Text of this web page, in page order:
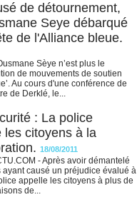
de détournement,
Seye débarqué
de l'Alliance bleue.
Sèye n’est plus le
de mouvements de soutien
Au cours d'une conférence de
de Derklé, le...
: La police
les citoyens à la
18/08/2011
- Après avoir démantelé
causé un préjudice évalué à
appelle les citoyens à plus de
de...